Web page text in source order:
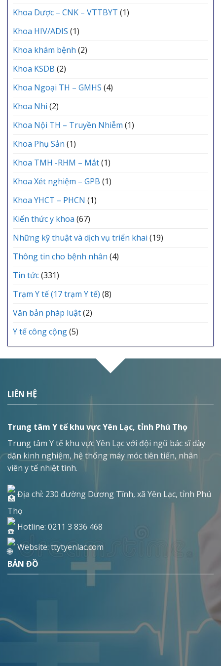
Khoa Dược – CNK – VTTBYT (1)
Khoa HIV/ADIS (1)
Khoa khám bệnh (2)
Khoa KSDB (2)
Khoa Ngoại TH – GMHS (4)
Khoa Nhi (2)
Khoa Nội TH – Truyền Nhiễm (1)
Khoa Phụ Sản (1)
Khoa TMH -RHM – Mắt(1)
Khoa Xét nghiệm – GPB (1)
Khoa YHCT – PHCN (1)
Kiến thức y khoa (67)
Những kỹ thuật và dịch vụ triển khai (19)
Thông tin cho bệnh nhân (4)
Tin tức(331)
Trạm Y tế (17 trạm Y tế) (8)
Văn bản pháp luật(2)
Y tế công cộng(5)
LIÊN HỆ
Trung tâm Y tế khu vực Yên Lạc, tỉnh Phú Thọ
Trung tâm Y tế khu vực Yên Lạc với đội ngũ bác sĩ dày
dặn kinh nghiệm, hệ thống máy móc tiên tiến, nhân
viên y tế nhiệt tình.
Địa chỉ: 230 đường Dương Tĩnh, xã Yên Lạc, tỉnh Phú
Thọ
Hotline: 0211 3 836 468
Website: ttytyenlac.com
BẢN ĐỒ